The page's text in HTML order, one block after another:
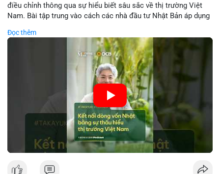
điều chỉnh thông qua sự hiểu biết sâu sắc về thị trường Việt
Nam. Bài tập trung vào cách các nhà đầu tư Nhật Bản áp dụng
đầu tư trực tiếp vào doanh nghiệp đến việc giao dịch tài chính.
Kết nối này không chỉ tạo cơ hội tăng trưởng cho Việt Nam mà
còn tạo ra động lực cho thị trường crypto địa phương khi các
nhà đầu tư đa quốc gia tìm kiếm cơ hội đa dạng. Các yếu tố
như chính sách tài chính Việt Nam, xu hướng đầu tư ESG, và
ổn định thị trường sẽ ảnh hưởng trực tiếp đến lưu lượng vốn
nhập khẩu từ Nhật Bản. Bài cũng nhấn mạnh vai trò của thông
tin thị trường chính xác trong việc giảm rủi ro khi kết nối các
thị trường khác nhau.
🎥 Xem video trực tiếp tại:
Đọc thêm